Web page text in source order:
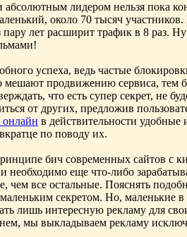
лидером нельзя пока
около 70 тысяч участников.
лет расширит трафик в 8 раз.
успеха, ведь частые
мешают продвижению сервиса, тем
что есть супер секрет, не
от других, предложив
онлайн в действительности
по поводу их.
бич современных сайтов с
необходимо еще что-либо
чем все остальные. Пояснять
секретом. Но, маленькие
лишь интересную рекламу для
мы выкладываем рекламу